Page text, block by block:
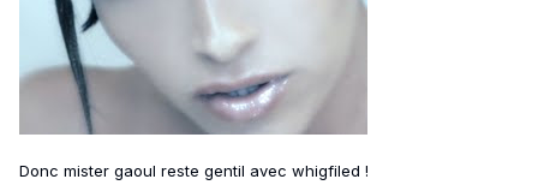
Donc mister gaoul reste gentil avec whigfiled !